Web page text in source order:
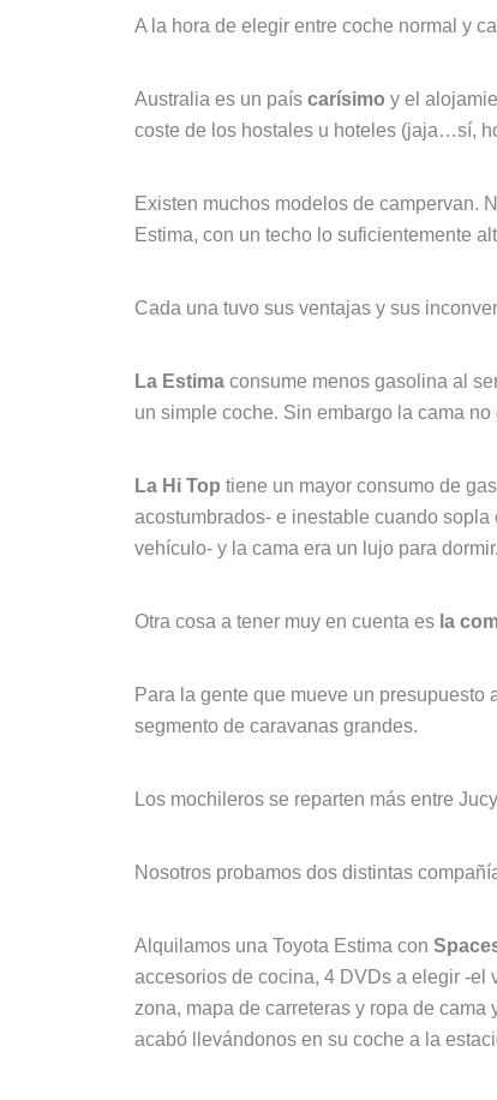
A la hora de elegir entre coche normal y
Australia es un país carísimo y el
coste de los hostales u hoteles (jaja…sí,
Existen muchos modelos de campervan.
Estima, con un techo lo suficientemente
Cada una tuvo sus ventajas y sus
La Estima consume menos gasolina al
un simple coche. Sin embargo la cama
La Hi Top tiene un mayor consumo de
acostumbrados- e inestable cuando
vehículo- y la cama era un lujo para
Otra cosa a tener muy en cuenta es la
Para la gente que mueve un presupuesto
segmento de caravanas grandes.
Los mochileros se reparten más entre
Nosotros probamos dos distintas
Alquilamos una Toyota Estima con
accesorios de cocina, 4 DVDs a elegir -el
zona, mapa de carreteras y ropa de
acabó llevándonos en su coche a la